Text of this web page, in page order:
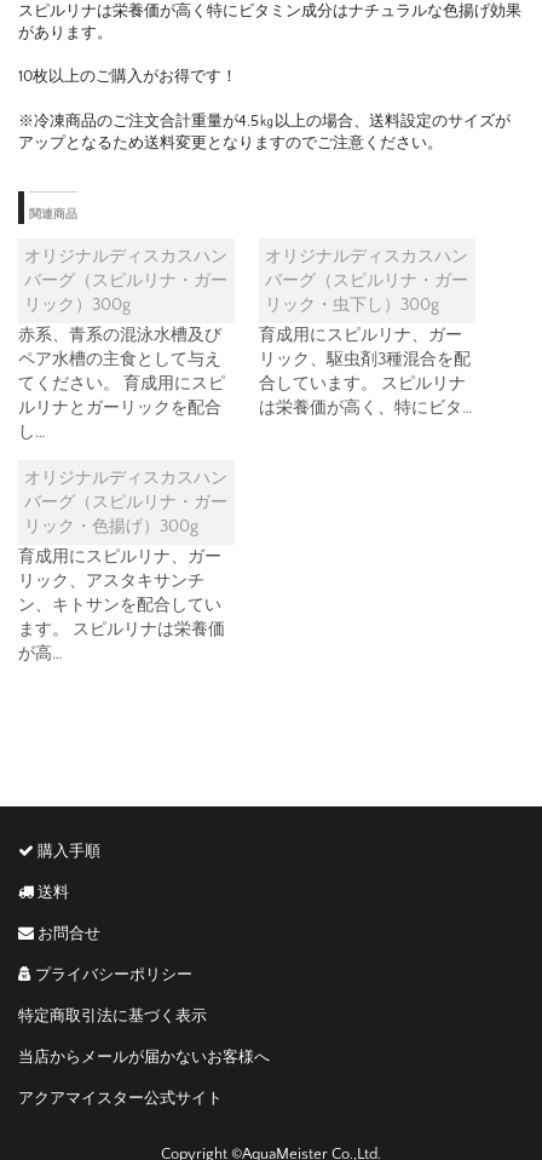
スピルリナは栄養価が高く特にビタミン成分はナチュラルな色揚げ効果
があります。
10枚以上のご購入がお得です！
※冷凍商品のご注文合計重量が4.5㎏以上の場合、送料設定のサイズが
アップとなるため送料変更となりますのでご注意ください。
関連商品
オリジナルディスカスハン
バーグ（スピルリナ・ガー
リック）300g
赤系、青系の混泳水槽及び
ペア水槽の主食として与え
てください。 育成用にスピ
ルリナとガーリックを配合
し…
オリジナルディスカスハン
バーグ（スピルリナ・ガー
リック・虫下し）300g
育成用にスピルリナ、ガー
リック、駆虫剤3種混合を配
合しています。 スピルリナ
は栄養価が高く、特にビタ…
オリジナルディスカスハン
バーグ（スピルリナ・ガー
リック・色揚げ）300g
育成用にスピルリナ、ガー
リック、アスタキサンチ
ン、キトサンを配合してい
ます。 スピルリナは栄養価
が高…
購入手順
送料
お問合せ
プライバシーポリシー
特定商取引法に基づく表示
当店からメールが届かないお客様へ
アクアマイスター公式サイト
Copyright ©AquaMeister Co.,Ltd.